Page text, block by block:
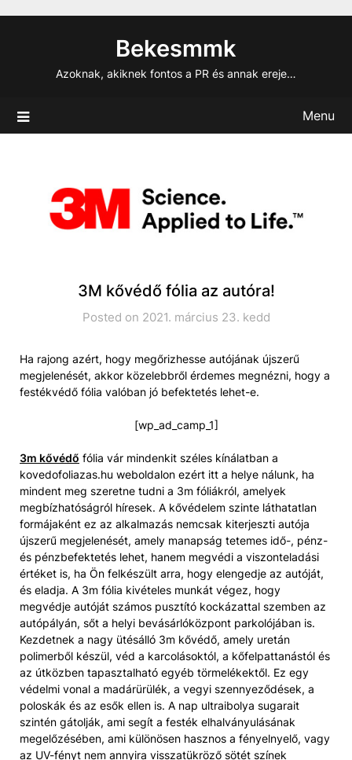
Bekesmmk
Azoknak, akiknek fontos a PR és annak ereje…
Menu
3M kővédő fólia az autóra!
Posted on 2021. március 23. kedd
Ha rajong azért, hogy megőrizhesse autójának újszerű
megjelenését, akkor közelebbről érdemes megnézni, hogy a
festékvédő fólia valóban jó befektetés lehet-e.
[wp_ad_camp_1]
3m kővédő fólia vár mindenkit széles kínálatban a
kovedofoliazas.hu weboldalon ezért itt a helye nálunk, ha
mindent meg szeretne tudni a 3m fóliákról, amelyek
megbízhatóságról híresek. A kővédelem szinte láthatatlan
formájaként ez az alkalmazás nemcsak kiterjeszti autója
újszerű megjelenését, amely manapság tetemes idő-, pénz-
és pénzbefektetés lehet, hanem megvédi a viszonteladási
értéket is, ha Ön felkészült arra, hogy elengedje az autóját,
és eladja. A 3m fólia kivételes munkát végez, hogy
megvédje autóját számos pusztító kockázattal szemben az
autópályán, sőt a helyi bevásárlóközpont parkolójában is.
Kezdetnek a nagy ütésálló 3m kővédő, amely uretán
polimerből készül, véd a karcolásoktól, a kőfelpattanástól és
az útközben tapasztalható egyéb törmelékektől. Ez egy
védelmi vonal a madárürülék, a vegyi szennyeződések, a
poloskák és az esők ellen is. A nap ultraibolya sugarait
szintén gátolják, ami segít a festék elhalványulásának
megelőzésében, ami különösen hasznos a fényelnyelő, vagy
az UV-fényt nem annyira visszatükröző sötét színek